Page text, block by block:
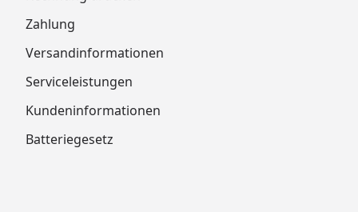
Zahlung
Versandinformationen
Serviceleistungen
Kundeninformationen
Batteriegesetz